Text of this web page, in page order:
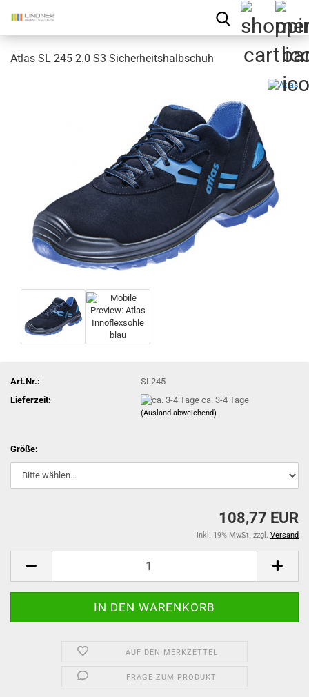
Atlas SL 245 2.0 S3 Sicherheitshalbschuh
Art.Nr.:
SL245
Lieferzeit:
ca. 3-4 Tage
(Ausland abweichend)
Größe:
108,77 EUR
inkl. 19% MwSt. zzgl. Versand
AUF DEN MERKZETTEL
FRAGE ZUM PRODUKT